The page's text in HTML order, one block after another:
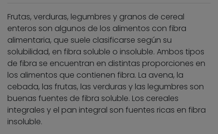
Frutas, verduras, legumbres y granos de cereal
enteros son algunos de los alimentos con fibra
alimentaria, que suele clasificarse según su
solubilidad, en fibra soluble o insoluble. Ambos tipos
de fibra se encuentran en distintas proporciones en
los alimentos que contienen fibra. La avena, la
cebada, las frutas, las verduras y las legumbres son
buenas fuentes de fibra soluble. Los cereales
integrales y el pan integral son fuentes ricas en fibra
insoluble.